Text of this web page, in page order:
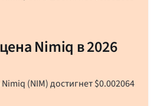
Nimiq в 2026
(NIM) достигнет$0.002064